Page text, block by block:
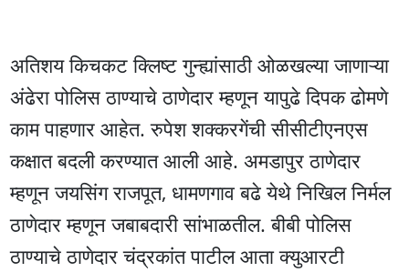
अतिशय किचकट क्लिष्ट गुन्ह्यांसाठी ओळखल्या जाणाऱ्या
अंढेरा पोलिस ठाण्याचे ठाणेदार म्हणून यापुढे दिपक ढोमणे
काम पाहणार आहेत. रुपेश शक्करगेंची सीसीटीएनएस
कक्षात बदली करण्यात आली आहे. अमडापुर ठाणेदार
म्हणून जयसिंग राजपूत, धामणगाव बढे येथे निखिल निर्मल
ठाणेदार म्हणून जबाबदारी सांभाळतील. बीबी पोलिस
ठाण्याचे ठाणेदार चंद्रकांत पाटील आता क्युआरटी